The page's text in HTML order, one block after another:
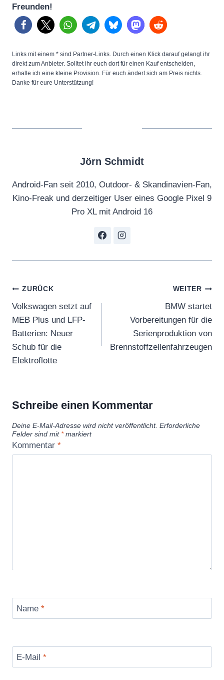
Freunden!
Links mit einem * sind Partner-Links. Durch einen Klick darauf gelangt ihr
direkt zum Anbieter. Solltet ihr euch dort für einen Kauf entscheiden,
erhalte ich eine kleine Provision. Für euch ändert sich am Preis nichts.
Danke für eure Unterstützung!
Jörn Schmidt
Android-Fan seit 2010, Outdoor- & Skandinavien-Fan,
Kino-Freak und derzeitiger User eines Google Pixel 9
Pro XL mit Android 16
Beitragsnavigation
ZURÜCK
Volkswagen setzt auf
MEB Plus und LFP-
Batterien: Neuer
Schub für die
Elektroflotte
WEITER
BMW startet
Vorbereitungen für die
Serienproduktion von
Brennstoffzellenfahrzeugen
Schreibe einen Kommentar
Deine E-Mail-Adresse wird nicht veröffentlicht. Erforderliche
Felder sind mit *markiert
Kommentar *
Name *
E-Mail *